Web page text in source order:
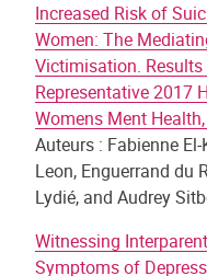
Increased Risk of
Women: The
Victimisation.
Representative 2017
Womens Ment
Auteurs : Fabienne
Leon, Enguerrand du
Lydié, and Audrey
Witnessing
Symptoms of